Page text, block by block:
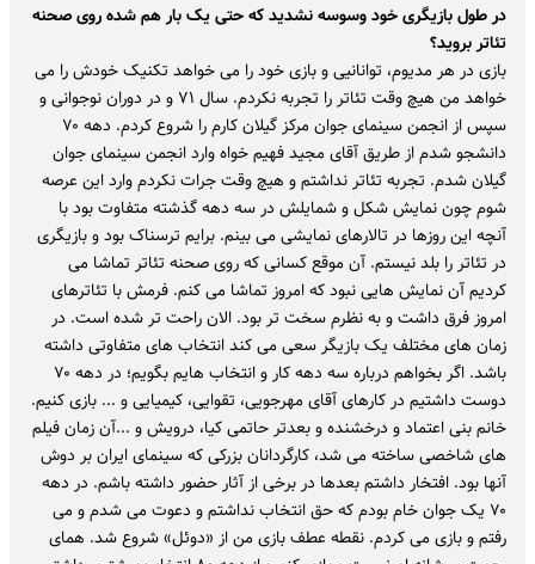
در طول بازیگری خود وسوسه نشدید که حتی یک بار هم شده روی صحنه
تئاتر بروید؟
بازی در هر مدیوم، توانانیی و بازی خود را می خواهد تکنیک خودش را می
خواهد من هیچ وقت تئاتر را تجربه نکردم. سال ۷۱ و در دوران نوجوانی و
سپس از انجمن سینمای جوان مرکز گیلان کارم را شروع کردم. دهه ۷۰
دانشجو شدم از طریق آقای مجید فهیم خواه وارد انجمن سینمای جوان
گیلان شدم. تجربه تئاتر نداشتم و هیچ وقت جرات نکردم وارد این عرصه
شوم چون نمایش شکل و شمایلش در سه دهه گذشته متفاوت بود با
آنچه این روزها در تالارهای نمایشی می بینم. برایم ترسناک بود و بازیگری
در تئاتر را بلد نیستم. آن موقع کسانی که روی صحنه تئاتر تماشا می
کردیم آن نمایش هایی نبود که امروز تماشا می کنم. فرمش با تئاترهای
امروز فرق داشت و به نظرم سخت تر بود. الان راحت تر شده است. در
زمان های مختلف یک بازیگر سعی می کند انتخاب های متفاوتی داشته
باشد. اگر بخواهم درباره سه دهه کار و انتخاب هایم بگویم؛ در دهه ۷۰
دوست داشتیم در کارهای آقای مهرجویی، تقوایی، کیمیایی و ... بازی کنیم.
خانم بنی اعتماد و درخشنده و بعدتر حاتمی کیا، درویش و ...آن زمان فیلم
های شاخصی ساخته می شد، کارگردانان بزرکی که سینمای ایران بر دوش
آنها بود. افتخار داشتم بعدها در برخی از آثار حضور داشته باشم. در دهه
۷۰ یک جوان خام بودم که حق انتخاب نداشتم و دعوت می شدم و می
رفتم و بازی می کردم. نقطه عطف بازی من از «دوئل» شروع شد. همای